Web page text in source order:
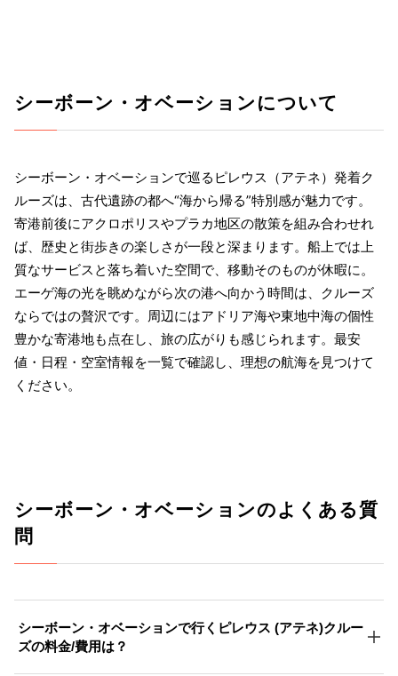
シーボーン・オベーションについて
シーボーン・オベーションで巡るピレウス（アテネ）発着ク
ルーズは、古代遺跡の都へ“海から帰る”特別感が魅力です。
寄港前後にアクロポリスやプラカ地区の散策を組み合わせれ
ば、歴史と街歩きの楽しさが一段と深まります。船上では上
質なサービスと落ち着いた空間で、移動そのものが休暇に。
エーゲ海の光を眺めながら次の港へ向かう時間は、クルーズ
ならではの贅沢です。周辺にはアドリア海や東地中海の個性
豊かな寄港地も点在し、旅の広がりも感じられます。最安
値・日程・空室情報を一覧で確認し、理想の航海を見つけて
ください。
シーボーン・オベーションのよくある質
問
シーボーン・オベーションで行くピレウス (アテネ)クルー
ズの料金/費用は？